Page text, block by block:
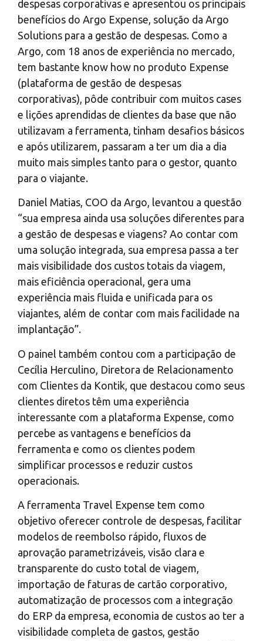
despesas corporativas e apresentou os principais
benefícios do Argo Expense, solução da Argo
Solutions para a gestão de despesas. Como a
Argo, com 18 anos de experiência no mercado,
tem bastante know how no produto Expense
(plataforma de gestão de despesas
corporativas), pôde contribuir com muitos cases
e lições aprendidas de clientes da base que não
utilizavam a ferramenta, tinham desafios básicos
e após utilizarem, passaram a ter um dia a dia
muito mais simples tanto para o gestor, quanto
para o viajante.
Daniel Matias, COO da Argo, levantou a questão
“sua empresa ainda usa soluções diferentes para
a gestão de despesas e viagens? Ao contar com
uma solução integrada, sua empresa passa a ter
mais visibilidade dos custos totais da viagem,
mais eficiência operacional, gera uma
experiência mais fluida e unificada para os
viajantes, além de contar com mais facilidade na
implantação”.
O painel também contou com a participação de
Cecília Herculino, Diretora de Relacionamento
com Clientes da Kontik, que destacou como seus
clientes diretos têm uma experiência
interessante com a plataforma Expense, como
percebe as vantagens e benefícios da
ferramenta e como os clientes podem
simplificar processos e reduzir custos
operacionais.
A ferramenta Travel Expense tem como
objetivo oferecer controle de despesas, facilitar
modelos de reembolso rápido, fluxos de
aprovação parametrizáveis, visão clara e
transparente do custo total de viagem,
importação de faturas de cartão corporativo,
automatização de processos com a integração
do ERP da empresa, economia de custos ao ter a
visibilidade completa de gastos, gestão